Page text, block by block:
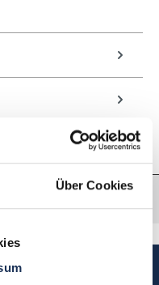
Über Cookies